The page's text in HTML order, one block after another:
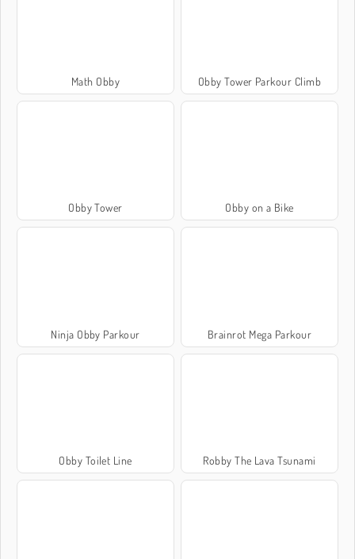
Math Obby Obby Tower Parkour Climb
Obby Tower Obby on a Bike
Ninja Obby Parkour Brainrot Mega Parkour
Obby Toilet Line Robby The Lava Tsunami